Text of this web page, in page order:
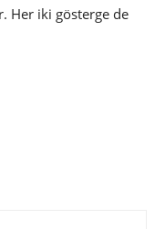
Her iki gösterge de